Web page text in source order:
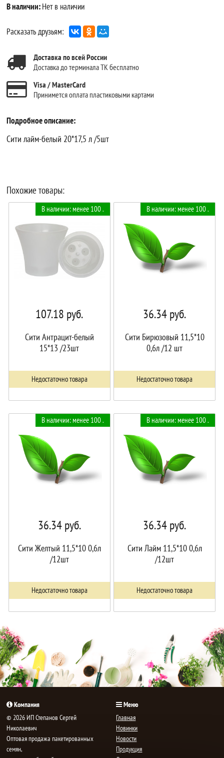
В наличии:Нет в наличии
Расказать друзьям:
Доставка по всей России
Доставка до терминала ТК бесплатно
Visa / MasterCard
Принимется оплата пластиковыми картами
Подробное описание:
Сити лайм-белый 20*17,5 л /5шт
Похожие товары:
В наличии: менее 100 .
107.18 руб.
Сити Антрацит-белый
15*13 /23шт
Недостаточно товара
В наличии: менее 100 .
36.34руб.
Сити Бирюзовый 11,5*10
0,6л /12 шт
Недостаточно товара
В наличии: менее 100 .
36.34руб.
Сити Желтый 11,5*10 0,6л
/12шт
Недостаточно товара
В наличии: менее 100 .
36.34руб.
Сити Лайм 11,5*10 0,6л
/12шт
Недостаточно товара
Компания
© 2026 ИП Степанов Сергей
Николаевич
Oптовая продажа пакетированных
семян,
Меню
Главная
Новинки
Новости
Продукция